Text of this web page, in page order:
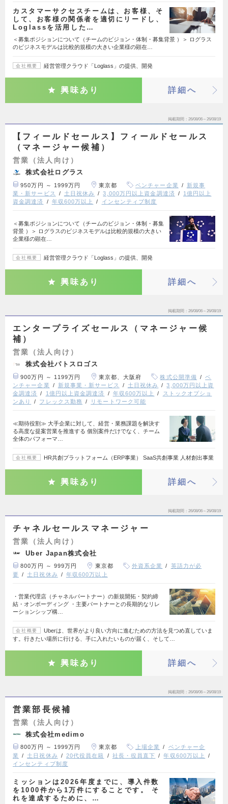
カスタマーサクセスチームは、お客様、そ
して、お客様の関係者を適切にリードし、
Loglassを活用した…
＜募集ポジションについて（チームのビジョン・体制・募集背景 ）＞ ログラス
のビジネスモデルは比較的規模の大きい企業様の顕在…
会社概要 経営管理クラウド「Loglass」の提供、開発
興味あり 詳細へ
掲載期間 26/08/06～26/08/19
【フィールドセールス】フィールドセールス
（マネージャー候補）
営業（法人向け）
株式会社ログラス
950万円 ～ 1999万円 東京都 ベンチャー企業
新規事
業・新サービス
土日祝休み 3,000万円以上資金調達済
1億円以上
資金調達済
年収600万以上 インセンティブ制度
＜募集ポジションについて（チームのビジョン・体制・募集
背景 ）＞ ログラスのビジネスモデルは比較的規模の大きい
企業様の顕在…
会社概要 経営管理クラウド「Loglass」の提供、開発
興味あり 詳細へ
掲載期間 26/08/06～26/08/19
エンタープライズセールス（マネージャー候
補）
営業（法人向け）
株式会社パトスロゴス
900万円 ～ 1199万円 東京都、大阪府 株式公開準備
ベ
ンチャー企業
新規事業・新サービス 土日祝休み
3,000万円以上資
金調達済
1億円以上資金調達済 年収600万以上
ストックオプショ
ンあり
フレックス勤務 リモートワーク可能
≪期待役割≫ 大手企業に対して、経営・業務課題を解決す
る高度な提案営業を推進する 個別案件だけでなく、チーム
全体のパフォーマ…
会社概要 HR共創プラットフォーム（ERP事業） SaaS共創事業 人材創出事業
興味あり 詳細へ
掲載期間 26/08/06～26/08/19
チャネルセールスマネージャー
営業（法人向け）
Uber Japan株式会社
800万円 ～ 999万円 東京都 外資系企業
英語力が必
要
土日祝休み 年収600万以上
・営業代理店（チャネルパートナー）の新規開拓・契約締
結・オンボーディング ・主要パートナーとの長期的なリレ
ーションシップ構…
会社概要
Uberは、世界がより良い方向に進むための方法を見つめ直していま
す。行きたい場所に行ける、手に入れたいものが届く、そして…
興味あり 詳細へ
掲載期間 26/08/06～26/08/19
営業部長候補
営業（法人向け）
株式会社medimo
800万円 ～ 1999万円 東京都 上場企業
ベンチャー企
業
土日祝休み 20代役員在籍 社長・役員直下
年収600万以上
インセンティブ制度
ミッションは2026年度までに、導入件数
を1000件から1万件にすることです。 そ
れを達成するために、…